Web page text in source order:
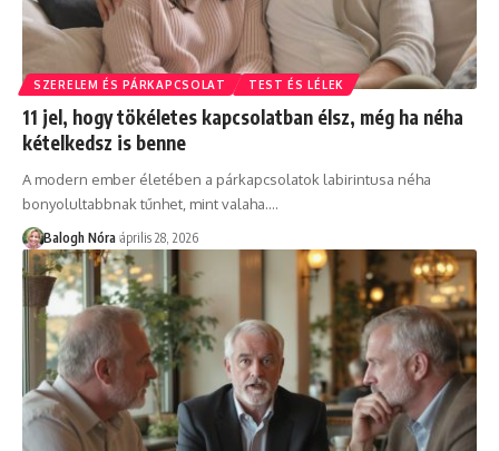
SZERELEM ÉS PÁRKAPCSOLAT TEST ÉS LÉLEK
11 jel, hogy tökéletes kapcsolatban élsz, még ha néha
kételkedsz is benne
A modern ember életében a párkapcsolatok labirintusa néha
bonyolultabbnak tűnhet, mint valaha.…
Balogh Nóra április 28, 2026